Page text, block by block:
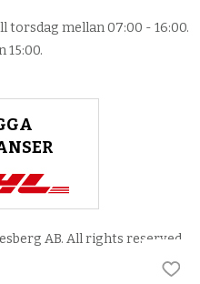
mellan 07:00 - 16:00.
15:00.
AB. All rights reserved.